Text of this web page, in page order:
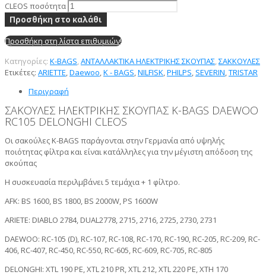
CLEOS ποσότητα
Προσθήκη στο καλάθι
Προσθήκη στη λίστα επιθυμιών!
Κατηγορίες: K-BAGS,ΑΝΤΑΛΛΑΚΤΙΚΑ ΗΛΕΚΤΡΙΚΗΣ ΣΚΟΥΠΑΣ,ΣΑΚΚΟΥΛΕΣ
Ετικέτες: ARIETTE,Daewoo,K - BAGS,NILFISK,PHILPS, SEVERIN,TRISTAR
Περιγραφή
ΣΑΚΟΥΛΕΣ ΗΛΕΚΤΡΙΚΗΣ ΣΚΟΥΠΑΣ K-BAGS DAEWOO
RC105 DELONGHI CLEOS
Οι σακούλες K-BAGS παράγονται στην Γερμανία από υψηλής
ποιότητας φίλτρα και είναι κατάλληλες για την μέγιστη απόδοση της
σκούπας
Η συσκευασία περιλμβάνει 5 τεμάχια + 1 φίλτρο.
AFK: BS 1600, BS 1800, BS 2000W, PS 1600W
ARIETE: DIABLO 2784, DUAL2778, 2715, 2716, 2725, 2730, 2731
DAEWOO: RC-105 (D), RC-107, RC-108, RC-170, RC-190, RC-205, RC-209, RC-
406, RC-407, RC-450, RC-550, RC-605, RC-609, RC-705, RC-805
DELONGHI: XTL 190 PE, XTL 210 PR, XTL 212, XTL 220 PE, XTH 170